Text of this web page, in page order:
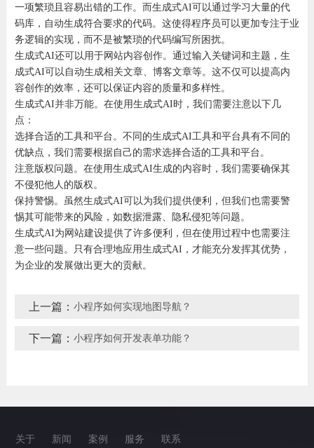
一项繁琐且容易出错的工作。而生成式AI可以通过学习大量的代
码库，自动生成符合要求的代码。这使得程序员可以更加专注于业
务逻辑的实现，而不是被繁琐的代码编写所困扰。
生成式AI还可以用于网站内容创作。通过输入关键词和主题，生
成式AI可以自动生成相关文章、博客文章等。这不仅可以提高内
容创作的效率，还可以保证内容的质量和多样性。
生成式AI并非万能。在使用生成式AI时，我们需要注意以下几
点：
选择合适的工具和平台。不同的生成式AI工具和平台具有不同的
优缺点，我们需要根据自己的需求选择合适的工具和平台。
注意版权问题。在使用生成式AI生成的内容时，我们需要确保其
不侵犯他人的版权。
保持警惕。虽然生成式AI可以为我们提供便利，但我们也需要警
惕其可能带来的风险，如数据泄露、隐私侵犯等问题。
生成式AI为网站建设提供了许多便利，但在使用过程中也需要注
意一些问题。只有合理地应用生成式AI，才能充分发挥其优势，
为企业的发展做出更大的贡献。
上一篇： 小程序如何实现地图导航？
下一篇： 小程序如何开发表单功能？
关于 新闻 案例 服务 联系